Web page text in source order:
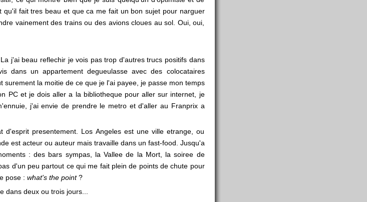
fait tres beau et que ca me fait un bon sujet pour narguer
vainement des trains ou des avions cloues au sol. Oui, oui,
j'ai beau reflechir je vois pas trop d'autres trucs positifs dans
dans un appartement degueulasse avec des colocataires
surement la moitie de ce que je l'ai payee, je passe mon temps
PC et je dois aller a la bibliotheque pour aller sur internet, je
j'ai envie de prendre le metro et d'aller au Franprix a
presentement. Los Angeles est une ville etrange, ou
est acteur ou auteur mais travaille dans un fast-food. Jusqu'a
: des bars sympas, la Vallee de la Mort, la soiree de
d'un peu partout ce qui me fait plein de points de chute pour
pose : what's the point?
dans deux ou trois jours...